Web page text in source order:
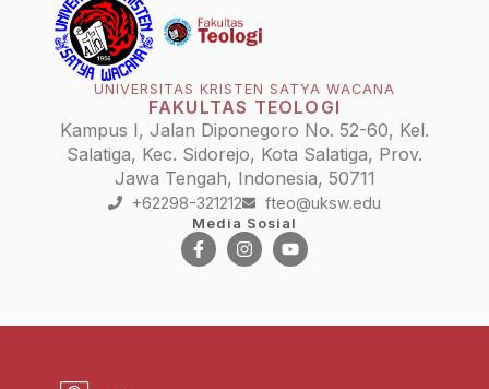
UNIVERSITAS KRISTEN SATYA WACANA
FAKULTAS TEOLOGI
Kampus I, Jalan Diponegoro No. 52-60, Kel.
Salatiga, Kec. Sidorejo, Kota Salatiga, Prov.
Jawa Tengah, Indonesia, 50711
+62298-321212 fteo@uksw.edu
Media Sosial